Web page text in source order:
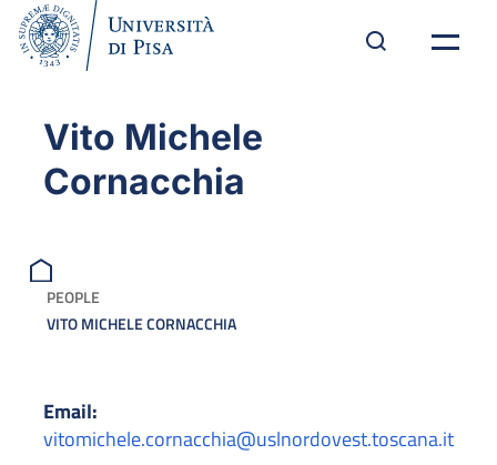
Vito Michele
Cornacchia
PEOPLE
VITO MICHELE CORNACCHIA
Email:
vitomichele.cornacchia@uslnordovest.toscana.it